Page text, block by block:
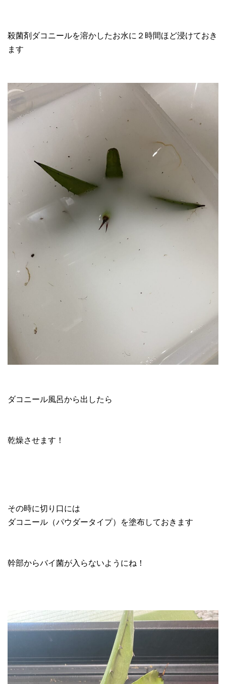
殺菌剤ダコニールを溶かしたお水に２時間ほど浸けておき
ます
ダコニール風呂から出したら
乾燥させます！
その時に切り口には
ダコニール（パウダータイプ）を塗布しておきます
幹部からバイ菌が入らないようにね！